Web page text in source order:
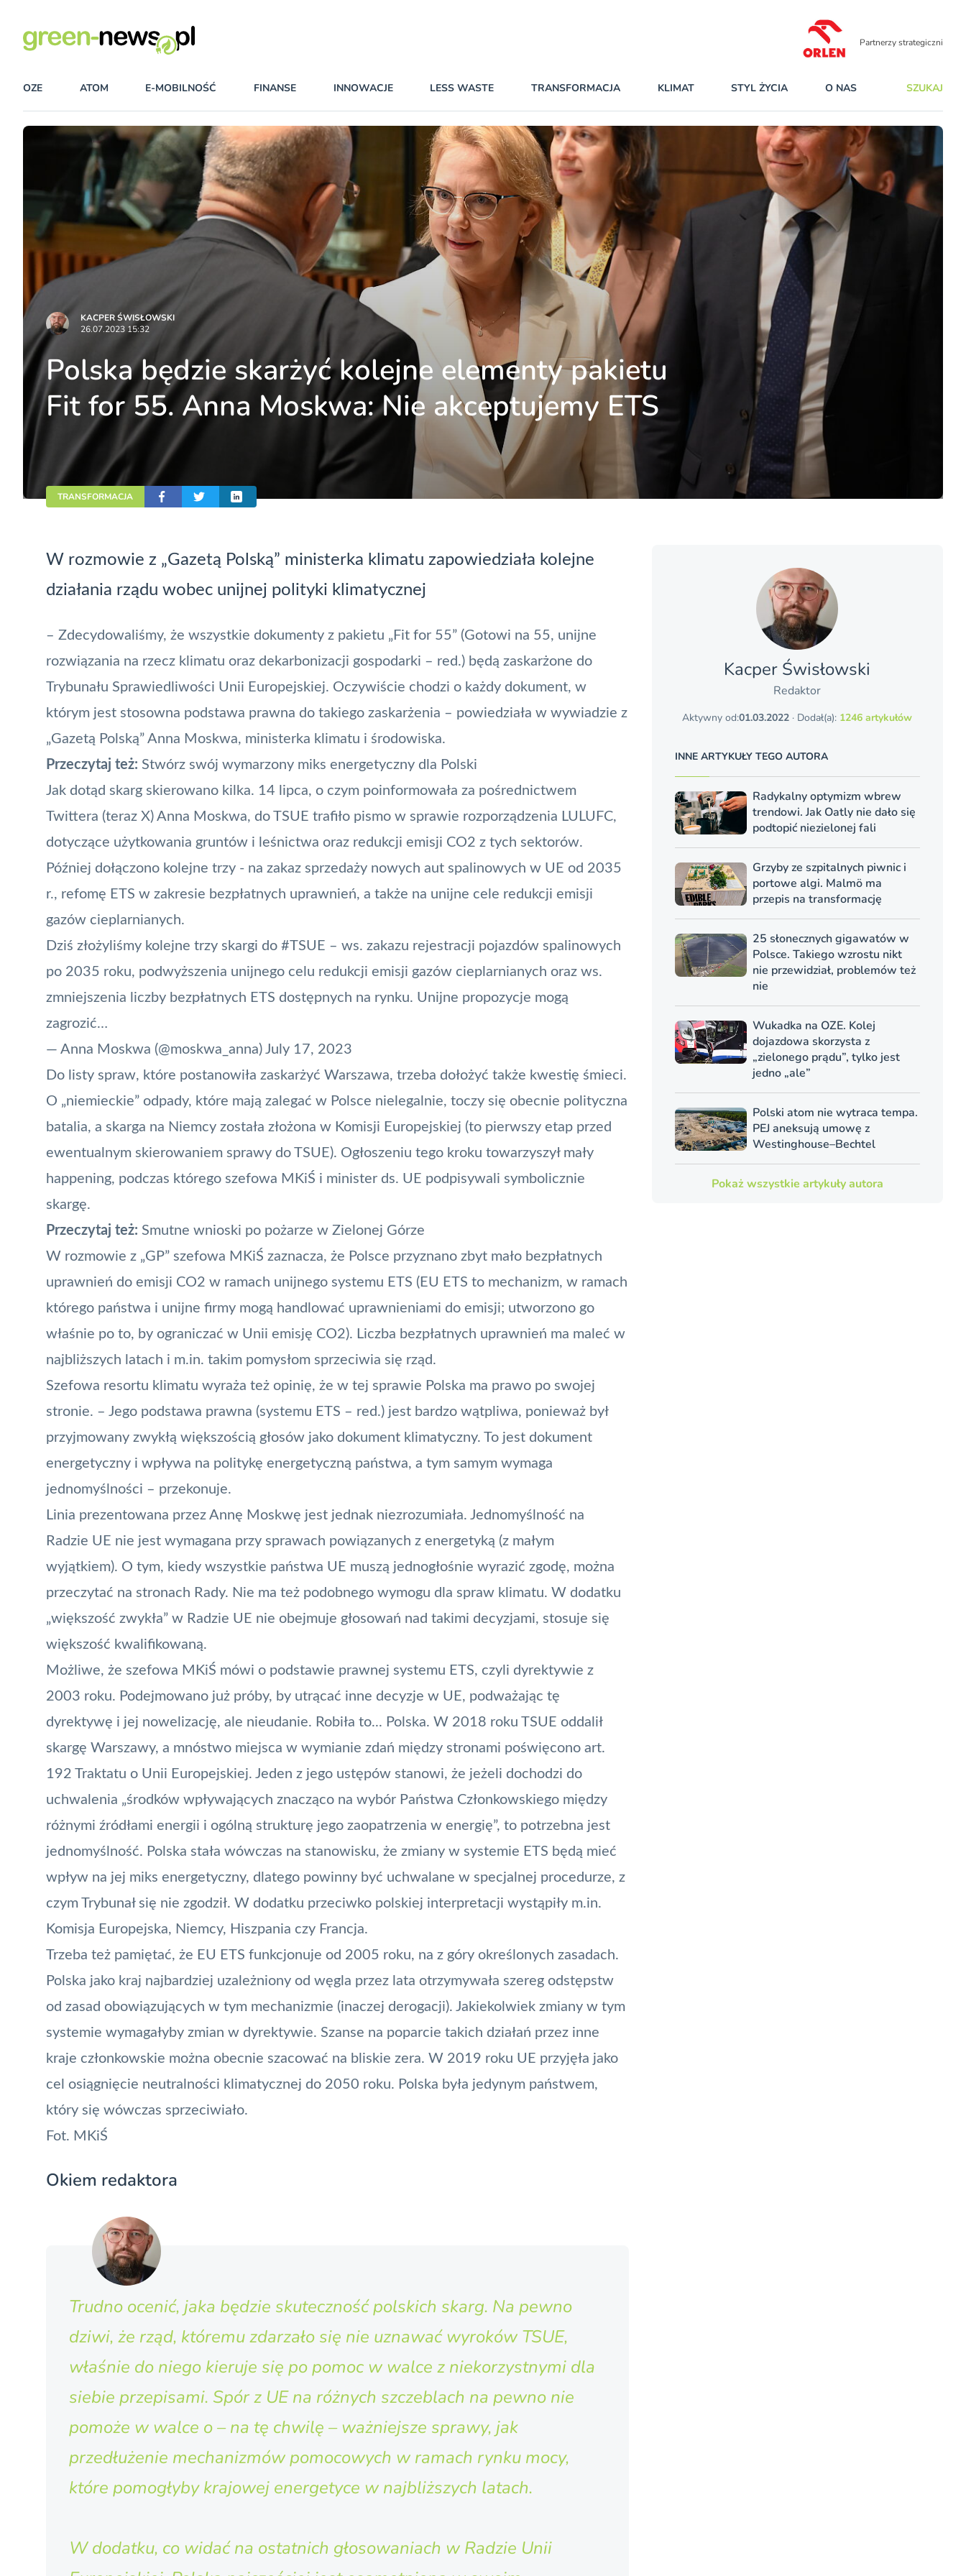
Partnerzy strategiczni
OZE ATOM E-MOBILNOŚĆ FINANSE INNOWACJE LESS WASTE TRANSFORMACJA KLIMAT STYL ŻYCIA O NAS SZUKAJ
KACPER ŚWISŁO­WSKI
26.07.2023 15:32
Polska będzie skarżyć kolejne elementy pakietu
Fit for 55. Anna Moskwa: Nie akceptujemy ETS
TRANSFORMACJA
W rozmowie z „Gazetą Polską” ministerka klimatu zapowiedziała kolejne
działania rządu wobec unijnej polityki klimatycznej
– Zdecydowaliśmy, że wszystkie dokumenty z pakietu „Fit for 55” (Gotowi na 55, unijne
rozwiązania na rzecz klimatu oraz dekarbonizacji gospodarki – red.) będą zaskarżone do
Trybunału Sprawiedliwości Unii Europejskiej. Oczywiście chodzi o każdy dokument, w
którym jest stosowna podstawa prawna do takiego zaskarżenia – powiedziała w wywiadzie z
„Gazetą Polską” Anna Moskwa, ministerka klimatu i środowiska.
Przeczytaj też: Stwórz swój wymarzony miks energetyczny dla Polski
Jak dotąd skarg skierowano kilka. 14 lipca, o czym poinformowała za pośrednictwem
Twittera (teraz X) Anna Moskwa, do TSUE trafiło pismo w sprawie rozporządzenia LULUFC,
dotyczące użytkowania gruntów i leśnictwa oraz redukcji emisji CO2 z tych sektorów.
Później dołączono kolejne trzy - na zakaz sprzedaży nowych aut spalinowych w UE od 2035
r., refomę ETS w zakresie bezpłatnych uprawnień, a także na unijne cele redukcji emisji
gazów cieplarnianych.
Dziś złożyliśmy kolejne trzy skargi do #TSUE – ws. zakazu rejestracji pojazdów spalinowych
po 2035 roku, podwyższenia unijnego celu redukcji emisji gazów cieplarnianych oraz ws.
zmniejszenia liczby bezpłatnych ETS dostępnych na rynku. Unijne propozycje mogą
zagrozić…
— Anna Moskwa (@moskwa_anna) July 17, 2023
Do listy spraw, które postanowiła zaskarżyć Warszawa, trzeba dołożyć także kwestię śmieci.
O „niemieckie” odpady, które mają zalegać w Polsce nielegalnie, toczy się obecnie polityczna
batalia, a skarga na Niemcy została złożona w Komisji Europejskiej (to pierwszy etap przed
ewentualnym skierowaniem sprawy do TSUE). Ogłoszeniu tego kroku towarzyszył mały
happening, podczas którego szefowa MKiŚ i minister ds. UE podpisywali symbolicznie
skargę.
Przeczytaj też: Smutne wnioski po pożarze w Zielonej Górze
W rozmowie z „GP” szefowa MKiŚ zaznacza, że Polsce przyznano zbyt mało bezpłatnych
uprawnień do emisji CO2 w ramach unijnego systemu ETS (EU ETS to mechanizm, w ramach
którego państwa i unijne firmy mogą handlować uprawnieniami do emisji; utworzono go
właśnie po to, by ograniczać w Unii emisję CO2). Liczba bezpłatnych uprawnień ma maleć w
najbliższych latach i m.in. takim pomysłom sprzeciwia się rząd.
Szefowa resortu klimatu wyraża też opinię, że w tej sprawie Polska ma prawo po swojej
stronie. – Jego podstawa prawna (systemu ETS – red.) jest bardzo wątpliwa, ponieważ był
przyjmowany zwykłą większością głosów jako dokument klimatyczny. To jest dokument
energetyczny i wpływa na politykę energetyczną państwa, a tym samym wymaga
jednomyślności – przekonuje.
Linia prezentowana przez Annę Moskwę jest jednak niezrozumiała. Jednomyślność na
Radzie UE nie jest wymagana przy sprawach powiązanych z energetyką (z małym
wyjątkiem). O tym, kiedy wszystkie państwa UE muszą jednogłośnie wyrazić zgodę, można
przeczytać na stronach Rady. Nie ma też podobnego wymogu dla spraw klimatu. W dodatku
„większość zwykła” w Radzie UE nie obejmuje głosowań nad takimi decyzjami, stosuje się
większość kwalifikowaną.
Możliwe, że szefowa MKiŚ mówi o podstawie prawnej systemu ETS, czyli dyrektywie z
2003 roku. Podejmowano już próby, by utrącać inne decyzje w UE, podważając tę
dyrektywę i jej nowelizację, ale nieudanie. Robiła to... Polska. W 2018 roku TSUE oddalił
skargę Warszawy, a mnóstwo miejsca w wymianie zdań między stronami poświęcono art.
192 Traktatu o Unii Europejskiej. Jeden z jego ustępów stanowi, że jeżeli dochodzi do
uchwalenia „środków wpływających znacząco na wybór Państwa Członkowskiego między
różnymi źródłami energii i ogólną strukturę jego zaopatrzenia w energię”, to potrzebna jest
jednomyślność. Polska stała wówczas na stanowisku, że zmiany w systemie ETS będą mieć
wpływ na jej miks energetyczny, dlatego powinny być uchwalane w specjalnej procedurze, z
czym Trybunał się nie zgodził. W dodatku przeciwko polskiej interpretacji wystąpiły m.in.
Komisja Europejska, Niemcy, Hiszpania czy Francja.
Trzeba też pamiętać, że EU ETS funkcjonuje od 2005 roku, na z góry określonych zasadach.
Polska jako kraj najbardziej uzależniony od węgla przez lata otrzymywała szereg odstępstw
od zasad obowiązujących w tym mechanizmie (inaczej derogacji). Jakiekolwiek zmiany w tym
systemie wymagałyby zmian w dyrektywie. Szanse na poparcie takich działań przez inne
kraje członkowskie można obecnie szacować na bliskie zera. W 2019 roku UE przyjęła jako
cel osiągnięcie neutralności klimatycznej do 2050 roku. Polska była jedynym państwem,
który się wówczas sprzeciwiało.
Fot. MKiŚ
Okiem redaktora
Trudno ocenić, jaka będzie skuteczność polskich skarg. Na pewno
dziwi, że rząd, któremu zdarzało się nie uznawać wyroków TSUE,
właśnie do niego kieruje się po pomoc w walce z niekorzystnymi dla
siebie przepisami. Spór z UE na różnych szczeblach na pewno nie
pomoże w walce o – na tę chwilę – ważniejsze sprawy, jak
przedłużenie mechanizmów pomocowych w ramach rynku mocy,
które pomogłyby krajowej energetyce w najbliższych latach.
W dodatku, co widać na ostatnich głosowaniach w Radzie Unii
Kacper Świsło­wski
Redaktor
Aktywny od:01.03.2022 · Dodał(a): 1246 artykułów
INNE ARTYKUŁY TEGO AUTORA
Radykalny optymizm wbrew
trendowi. Jak Oatly nie dało się
podtopić niezielonej fali
Grzyby ze szpitalnych piwnic i
portowe algi. Malmö ma
przepis na transformację
25 słonecznych gigawatów w
Polsce. Takiego wzrostu nikt
nie przewidział, problemów też
nie
Wukadka na OZE. Kolej
dojazdowa skorzysta z
„zielonego prądu”, tylko jest
jedno „ale”
Polski atom nie wytraca tempa.
PEJ aneksują umowę z
Westinghouse–Bechtel
Pokaż wszystkie artykuły autora